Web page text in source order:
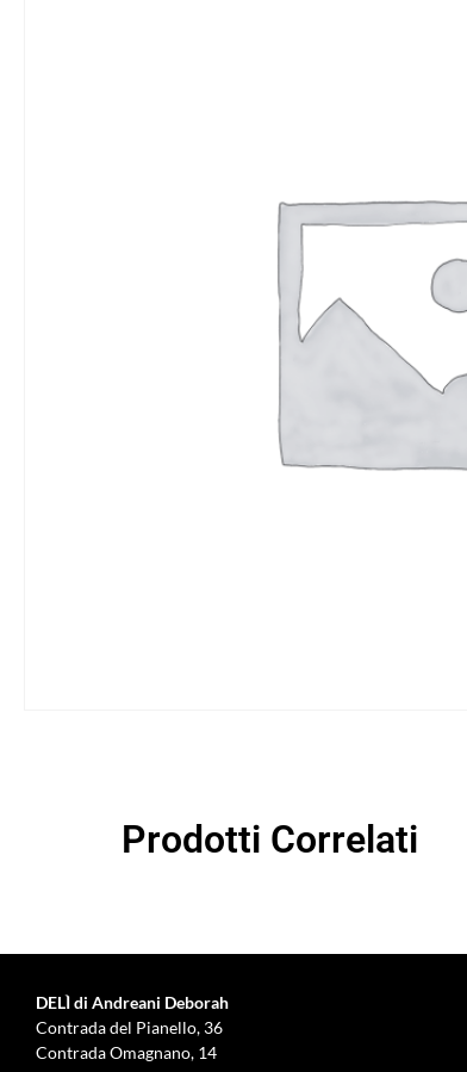
Prodotti Correlati
DELÌ di Andreani Deborah
Contrada del Pianello, 36
Contrada Omagnano, 14